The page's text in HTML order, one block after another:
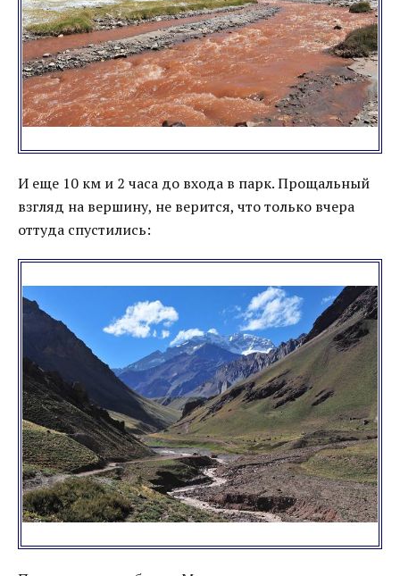
И еще 10 км и 2 часа до входа в парк. Прощальный
взгляд на вершину, не верится, что только вчера
оттуда спустились: